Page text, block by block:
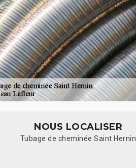
NOUS LOCALISER
Tubage de cheminée Saint Hernin